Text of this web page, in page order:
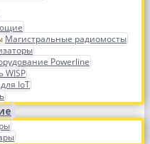
Магистральные радиомосты
Powerline
WISP
IoT